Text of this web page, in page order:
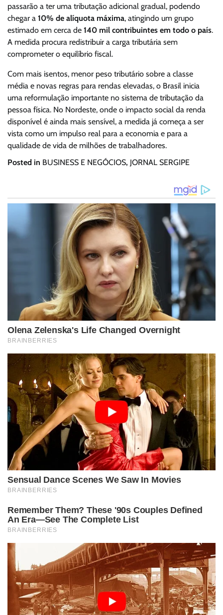
passarão a ter uma tributação adicional gradual, podendo
chegar a 10% de alíquota máxima, atingindo um grupo
estimado em cerca de 140 mil contribuintes em todo o país.
A medida procura redistribuir a carga tributária sem
comprometer o equilíbrio fiscal.
Com mais isentos, menor peso tributário sobre a classe
média e novas regras para rendas elevadas, o Brasil inicia
uma reformulação importante no sistema de tributação da
pessoa física. No Nordeste, onde o impacto social da renda
disponível é ainda mais sensível, a medida já começa a ser
vista como um impulso real para a economia e para a
qualidade de vida de milhões de trabalhadores.
Posted in BUSINESS E NEGÓCIOS, JORNAL SERGIPE